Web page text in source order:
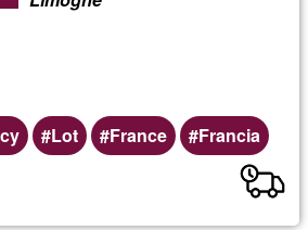
Lot France Francia